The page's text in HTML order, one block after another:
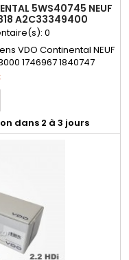
5WS40745 NEUF
A2C33349400
0
VDO Continental NEUF
1746967 1840747
A2C53307917
BK2Q9K546AF
9K546-AF BK2Q-9K546-
dans 2 à 3 jours